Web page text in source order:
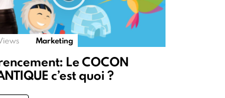
Marketing
Le COCON
c’est quoi ?